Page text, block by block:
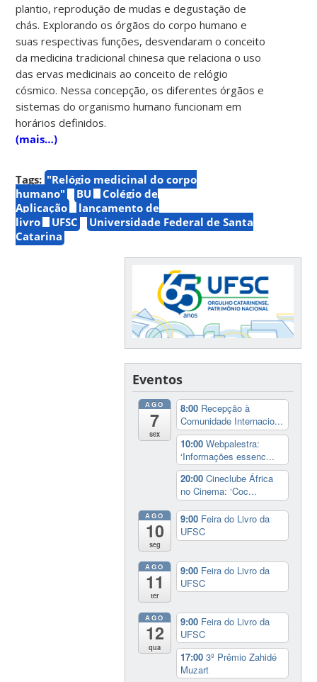
plantio, reprodução de mudas e degustação de
chás. Explorando os órgãos do corpo humano e
suas respectivas funções, desvendaram o conceito
da medicina tradicional chinesa que relaciona o uso
das ervas medicinais ao conceito de relógio
cósmico. Nessa concepção, os diferentes órgãos e
sistemas do organismo humano funcionam em
horários definidos.
(mais…)
Tags: "Relógio medicinal do corpo
humano"
BU
Colégio de
Aplicação
lançamento de
livro
UFSC
Universidade Federal de Santa
Catarina
Eventos
AGO
7
sex
8:00 Recepção à
Comunidade Internacio...
10:00Webpalestra:
‘Informações essenc...
20:00Cineclube África
no Cinema: ‘Coc...
AGO
10
seg
9:00 Feira do Livro da
UFSC
AGO
11
ter
9:00 Feira do Livro da
UFSC
AGO
12
qua
9:00 Feira do Livro da
UFSC
17:003º Prêmio Zahidé
Muzart